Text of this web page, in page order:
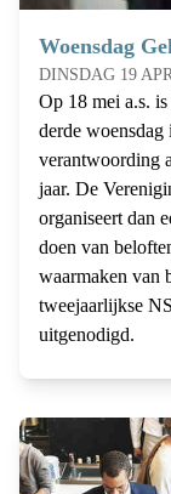
Woensdag
DINSDAG 19
Op 18 mei a.s.
derde woensdag
verantwoording
jaar. De
organiseert dan
doen van
waarmaken van
tweejaarlijkse
uitgenodigd.